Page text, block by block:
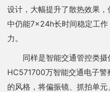
设计，大幅提升了散热效果
中仍能7×24h长时间稳定工
力。
同样是智能交通管控类
HC571700万智能交通电子
的风格，将偏振镜、抓拍单